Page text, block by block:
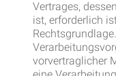
Vertrages,
ist, erforderlich
vorvertraglicher